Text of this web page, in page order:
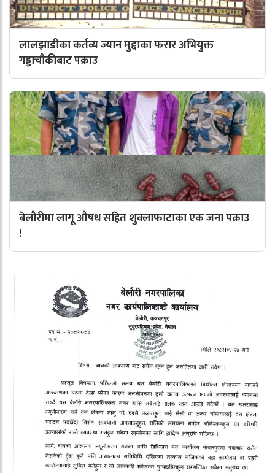
लालझाडीका कर्तव्य ज्यान मुद्दाका फरार अभियुक्त
गड्डाचौकीबाट पक्राउ
बेलौरीमा लागू औषध सहित शुक्लाफाटाका एक जना पक्राउ
!